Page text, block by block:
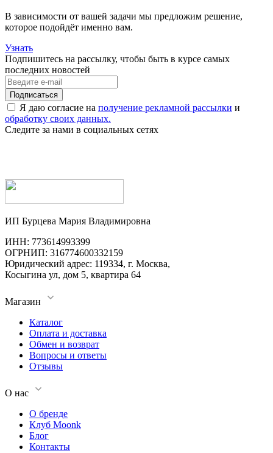
В зависимости от вашей задачи мы предложим решение,
которое подойдёт именно вам.
Узнать
Подпишитесь на рассылку, чтобы быть в курсе самых
последних новостей
Я даю согласие на получение рекламной рассылки и
обработку своих данных.
Следите за нами в социальных сетях
ИП Бурцева Мария Владимировна
ИНН: 773614993399
ОГРНИП: 316774600332159
Юридический адрес: 119334, г. Москва,
Косыгина ул, дом 5, квартира 64
Магазин
Каталог
Оплата и доставка
Обмен и возврат
Вопросы и ответы
Отзывы
О нас
О бренде
Клуб Moonk
Блог
Контакты